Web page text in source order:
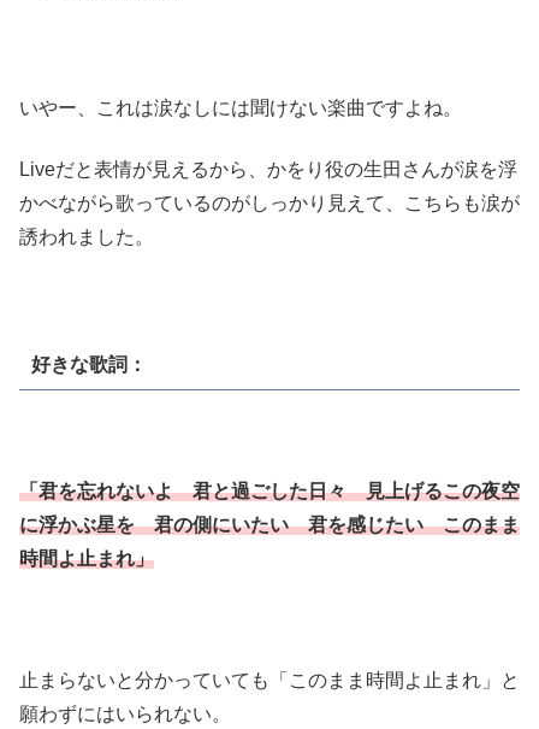
いやー、これは涙なしには聞けない楽曲ですよね。
Liveだと表情が見えるから、かをり役の生田さんが涙を浮
かべながら歌っているのがしっかり見えて、こちらも涙が
誘われました。
好きな歌詞：
「君を忘れないよ 君と過ごした日々 見上げるこの夜空
に浮かぶ星を 君の側にいたい 君を感じたい このまま
時間よ止まれ」
止まらないと分かっていても「このまま時間よ止まれ」と
願わずにはいられない。